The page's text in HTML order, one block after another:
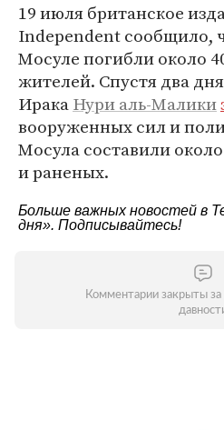
19 июля британское
Independent сообщило,
Мосуле погибли около
жителей. Спустя два
ИракаНури аль-Малики
вооруженных сил и
Мосула составили
и раненых.
Больше важных новостей в
дня». Подписывайтесь!
Комментарии закрыты за